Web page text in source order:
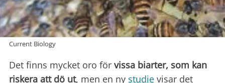
Current Biology
Det finns mycket oro för vissa biarter, som kan
riskera att dö ut, men en ny studie visar det